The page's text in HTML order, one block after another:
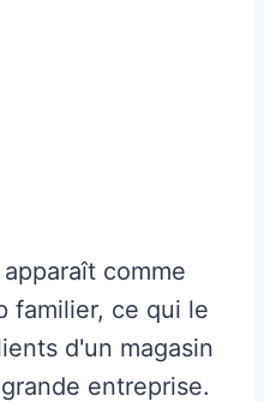
comme
familier, ce qui le
d'un magasin
entreprise.